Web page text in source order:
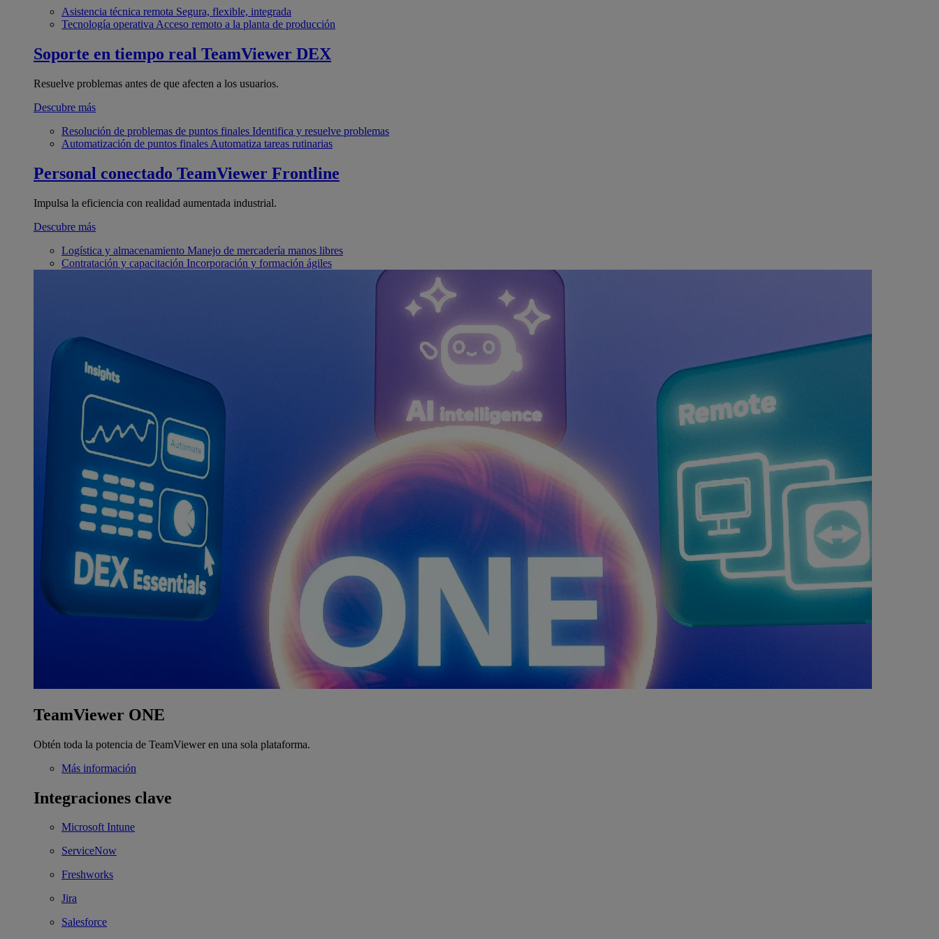
Asistencia técnica remota Segura, flexible, integrada
Tecnología operativa Acceso remoto a la planta de producción
Soporte en tiempo real TeamViewer DEX
Resuelve problemas antes de que afecten a los usuarios.
Descubre más
Resolución de problemas de puntos finales Identifica y resuelve problemas
Automatización de puntos finales Automatiza tareas rutinarias
Personal conectado TeamViewer Frontline
Impulsa la eficiencia con realidad aumentada industrial.
Descubre más
Logística y almacenamiento Manejo de mercadería manos libres
Contratación y capacitación Incorporación y formación ágiles
TeamViewer ONE
Obtén toda la potencia de TeamViewer en una sola plataforma.
Más información
Integraciones clave
Microsoft Intune
ServiceNow
Freshworks
Jira
Salesforce